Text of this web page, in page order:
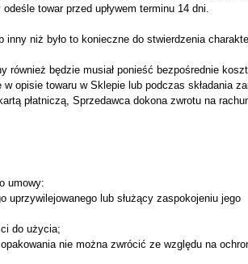
towar przed upływem terminu 14 dni.
niż było to konieczne do stwierdzenia
również będzie musiał ponieść bezpośrednie
opisie towaru w Sklepie lub podczas składania
płatniczą, Sprzedawca dokona zwrotu na
umowy:
uprzywilejowanego lub służący zaspokojeniu jego
do użycia;
nie można zwrócić ze względu na